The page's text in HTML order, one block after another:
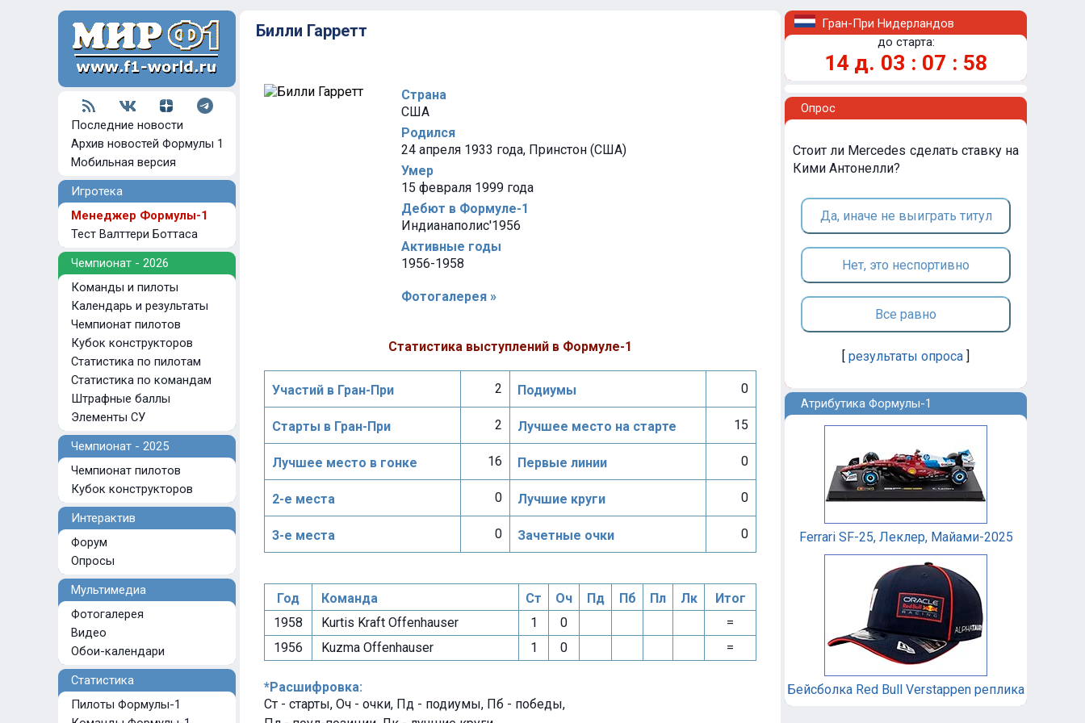
Последние новости
Архив новостей Формулы 1
Мобильная версия
Игротека
Менеджер Формулы-1
Тест Валттери Боттаса
Чемпионат - 2026
Команды и пилоты
Календарь и результаты
Чемпионат пилотов
Кубок конструкторов
Статистика по пилотам
Статистика по командам
Штрафные баллы
Элементы СУ
Чемпионат - 2025
Чемпионат пилотов
Кубок конструкторов
Интерактив
Форум
Опросы
Мультимедиа
Фотогалерея
Видео
Обои-календари
Статистика
Пилоты Формулы-1
Билли Гарретт
Страна
США
Родился
24 апреля 1933 года, Принстон (США)
Умер
15 февраля 1999 года
Дебют в Формуле-1
Индианаполис'1956
Активные годы
1956-1958
Фотогалерея »
Статистика выступлений в Формуле-1
Участий в Гран-При 2 Подиумы 0
Старты в Гран-При 2 Лучшее место на старте 15
Лучшее место в гонке 16 Первые линии 0
2-е места 0 Лучшие круги 0
3-е места 0 Зачетные очки 0
Год Команда Ст Оч Пд Пб Пл Лк
Итог
1958
Kurtis Kraft Offenhauser 1 0
=
1956
Kuzma Offenhauser 1 0 =
*Расшифровка:
Ст - старты, Оч - очки, Пд - подиумы, Пб - победы,
Гран-При Нидерландов
до старта:
14 д. 03 : 07 : 58
Опрос
Стоит ли Mercedes сделать ставку на
Кими Антонелли?
Да, иначе не выиграть титул
Нет, это неспортивно
Все равно
[ результаты опроса ]
Атрибутика Формулы-1
Ferrari SF-25, Леклер, Майами-2025
Бейсболка Red Bull Verstappen реплика